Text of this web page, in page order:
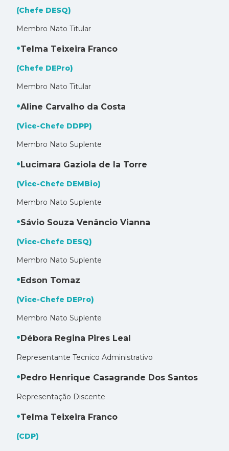
(Chefe DESQ)
Membro Nato Titular
Telma Teixeira Franco
(Chefe DEPro)
Membro Nato Titular
Aline Carvalho da Costa
(Vice-Chefe DDPP)
Membro Nato Suplente
Lucimara Gaziola de la Torre
(Vice-Chefe DEMBio)
Membro Nato Suplente
Sávio Souza Venâncio Vianna
(Vice-Chefe DESQ)
Membro Nato Suplente
Edson Tomaz
(Vice-Chefe DEPro)
Membro Nato Suplente
Débora Regina Pires Leal
Representante Tecnico Administrativo
Pedro Henrique Casagrande Dos Santos
Representação Discente
Telma Teixeira Franco
(CDP)